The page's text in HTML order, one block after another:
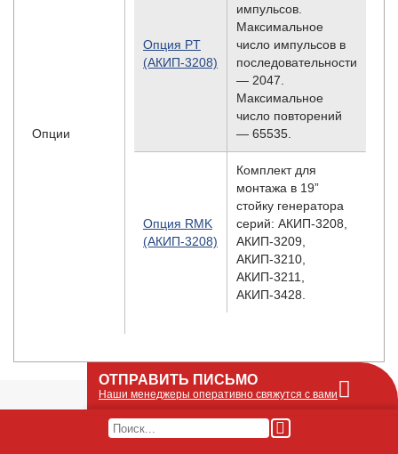
Опции
Опция PT
(АКИП-3208)
импульсов.
Максимальное
число импульсов в
последовательности
— 2047.
Максимальное
число повторений
— 65535.
Опция RMK
(АКИП-3208)
Комплект для
монтажа в 19”
стойку генератора
серий: АКИП-3208,
АКИП-3209,
АКИП-3210,
АКИП-3211,
АКИП-3428.
ОТПРАВИТЬ ПИСЬМО
Наши менеджеры оперативно свяжутся с вами
Оставьте Ваше сообщение или запрос по